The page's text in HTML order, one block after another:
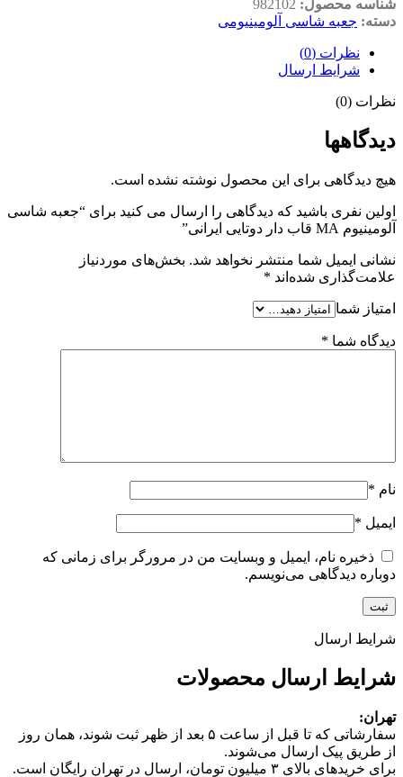
شناسه محصول: 982102
دسته: جعبه شاسی آلومینیومی
نظرات (0)
شرایط ارسال
نظرات (0)
دیدگاهها
هیچ دیدگاهی برای این محصول نوشته نشده است.
اولین نفری باشید که دیدگاهی را ارسال می کنید برای “جعبه شاسی
آلومینیوم MA قاب دار دوتایی ایرانی”
نشانی ایمیل شما منتشر نخواهد شد. بخش‌های موردنیاز
علامت‌گذاری شده‌اند *
امتیاز شما
دیدگاه شما *
نام *
ایمیل *
ذخیره نام، ایمیل و وبسایت من در مرورگر برای زمانی که
دوباره دیدگاهی می‌نویسم.
شرایط ارسال
شرایط ارسال محصولات
تهران:
سفارشاتی که تا قبل از ساعت ۵ بعد از ظهر ثبت شوند، همان روز
از طریق پیک ارسال می‌شوند.
برای خریدهای بالای ۳ میلیون تومان، ارسال در تهران رایگان است.